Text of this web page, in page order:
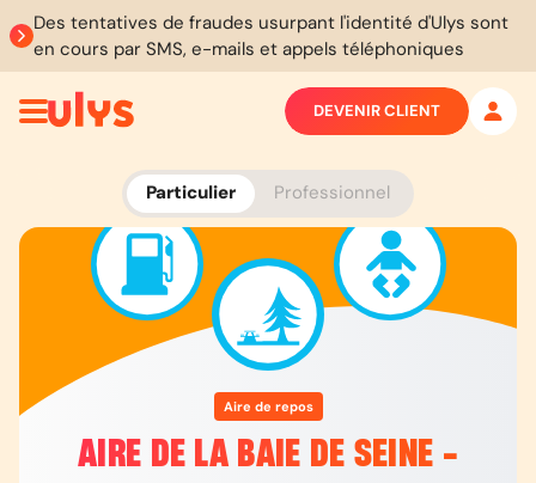
Des tentatives de fraudes usurpant l'identité d'Ulys sont
en cours par SMS, e-mails et appels téléphoniques
Particulier Professionnel
DEVENIR CLIENT
Aire de repos
AIRE DE LA BAIE DE SEINE -